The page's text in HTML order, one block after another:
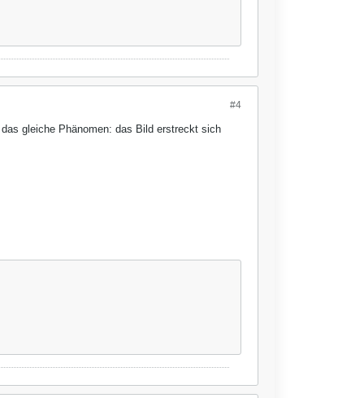
#4
gleiche Phänomen: das Bild erstreckt sich